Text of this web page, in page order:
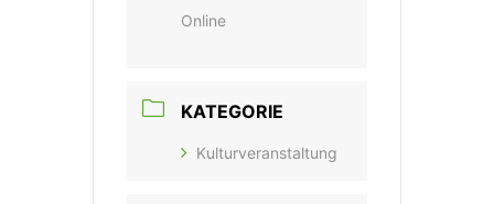
Online
KATEGORIE
Kulturveranstaltung